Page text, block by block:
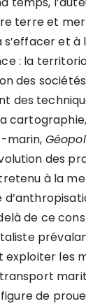
terre et
et à
: la
des
des
marin,
des
à la
de ce
les
figure de